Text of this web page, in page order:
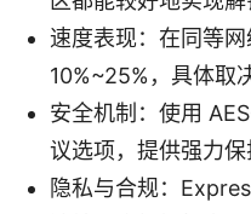
速度表现：在同等
10%~25%，具体取
安全机制：使用
议选项，提供强力保
隐私与合规：